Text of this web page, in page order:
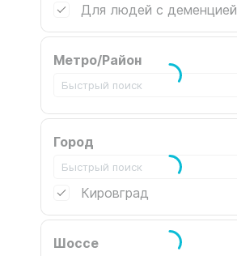
Для людей с деменцией
Метро/Район
Город
Кировград
Шоссе